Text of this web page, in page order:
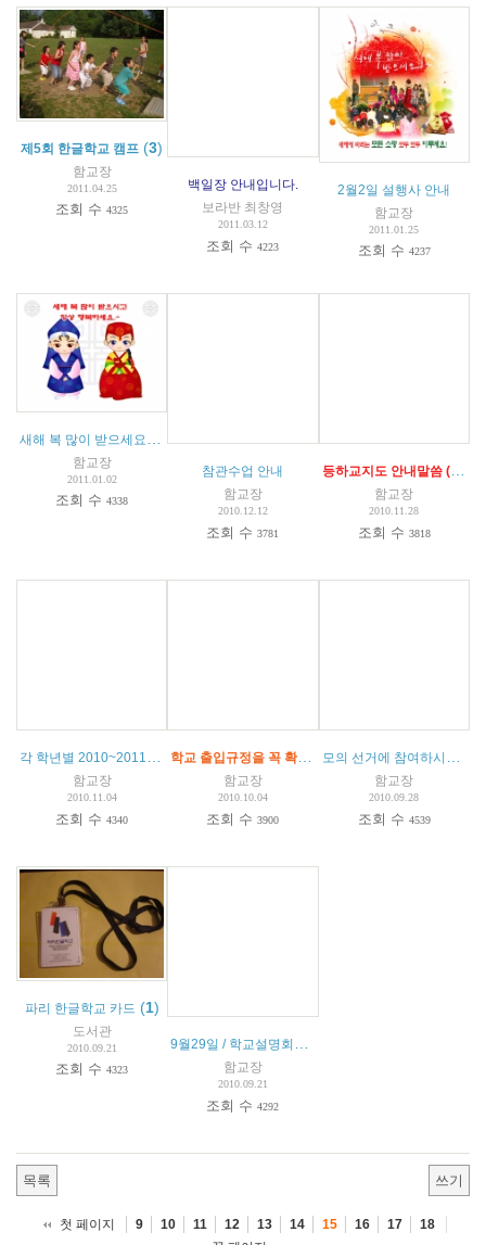
제5회 한글학교 캠프 (3)
함교장
2011.04.25
조회 수4325
백일장 안내입니다.
보라반 최창영
2011.03.12
조회 수4223
2월2일 설행사 안내
함교장
2011.01.25
조회 수 4237
함교장
2011.01.02
조회 수4338
참관수업 안내
함교장
2010.12.12
조회 수3781
등하교지도 안내말씀 (유치원반의 변동사항)
함교장
2010.11.28
조회 수 3818
각 학년별 2010~2011년도 교육과정 요약표
함교장
2010.11.04
조회 수4340
학교 출입규정을 꼭 확인하십시요.
함교장
2010.10.04
조회 수3900
모의 선거에 참여하시길 바랍니다.
함교장
2010.09.28
조회 수 4539
파리 한글학교 카드 (1)
도서관
2010.09.21
조회 수4323
9월29일 / 학교설명회및 학부모회 총회
함교장
2010.09.21
조회 수4292
목록 쓰기
첫 페이지 9 10 11 12 13 14 15 16 17
18